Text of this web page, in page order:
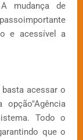
mudança de
e acessível a
acessar o
Todo o
que o